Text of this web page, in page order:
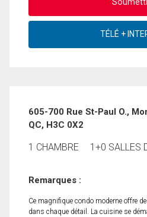
605-700 Rue St-Paul O.,
QC, H3C 0X2
1 CHAMBRE 1+0 SALLES
Remarques :
Ce magnifique condo moderne offre
dans chaque détail. La cuisine se